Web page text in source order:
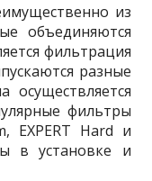
из
объединяются
фильтрация
разные
фильтры
EXPERT Hard и
в установке и